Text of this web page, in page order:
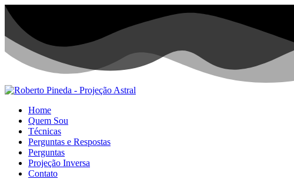
Home
Quem Sou
Técnicas
Perguntas e Respostas
Perguntas
Projeção Inversa
Contato